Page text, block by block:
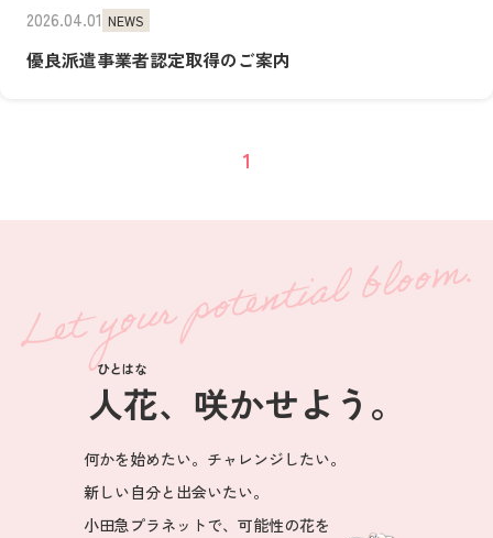
2026.04.01 NEWS
優良派遣事業者認定取得のご案内
1
人花
ひとはな
、咲かせよう。
何かを始めたい。チャレンジしたい。
新しい自分と出会いたい。
小田急プラネットで、可能性の花を